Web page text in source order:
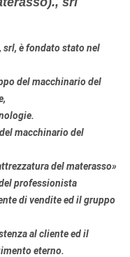
srl, è fondato stato nel
del macchinariodel
,
macchinario del
del materasso»
professionista
di vendite ed il gruppo
al cliente ed il
eterno.